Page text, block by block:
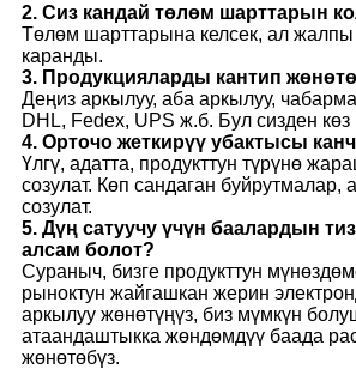
2. Сиз кандай төлөм шарттарын
Төлөм шарттарына келсек, ал
каранды.
3. Продукцияларды кантип
Деңиз аркылуу, аба аркылуу,
DHL, Fedex, UPS ж.б. Бул сизден
4. Орточо жеткирүү убактысы
Үлгү, адатта, продукттун түрүнө
созулат. Көп сандаган буйрутмалар,
созулат.
5. Дүң сатуучу үчүн баалардын
алсам болот?
Сураныч, бизге продукттун
рыноктун жайгашкан жерин
аркылуу жөнөтүңүз, биз мүмкүн
атаандаштыкка жөндөмдүү баада
жөнөтөбүз.